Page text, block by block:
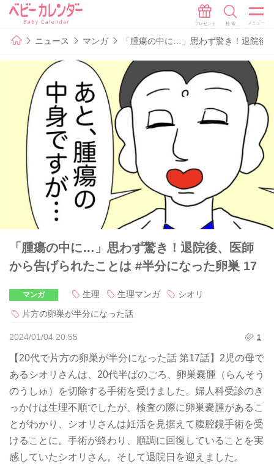
ニュース マンガ 「腫瘍の中に…」思わず驚き！退院後
「腫瘍の中に…」思わず驚き！退院後、医師
から告げられたことは #半分になった卵巣 17
マンガ 生理 生理マンガ
シオリ
片方の卵巣が半分になった話
2024/01/04 20:55 1
【20代で片方の卵巣が半分になった話 第17話】2児の母で
あるシオリさんは、20代半ばのごろ、卵巣嚢腫（らんそう
のうしゅ）を切除する手術を受けました。婦人科受診のき
っかけは生理不順でしたが、検査の際に卵巣嚢腫があるこ
とがわかり、シオリさんは妊活を見据えて腹腔鏡手術を受
けることに。手術が終わり、順調に回復していることを実
感していたシオリさん。そして退院日を迎えました。